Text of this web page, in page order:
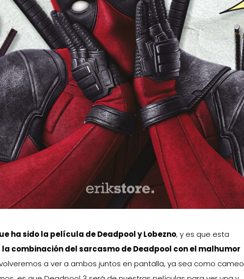
ha sido la película de Deadpool y Lobezno, y es que esta
la combinación del sarcasmo de Deadpool con el malhumor
a ver a ambos juntos en pantalla, ya sea como cameo